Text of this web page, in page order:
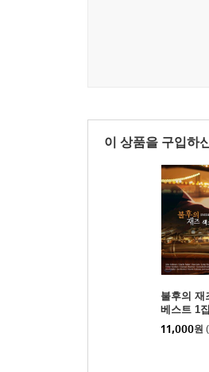
이 상품을 구입하
불후의 재
베스트 1
Jazz Sax
11,000원